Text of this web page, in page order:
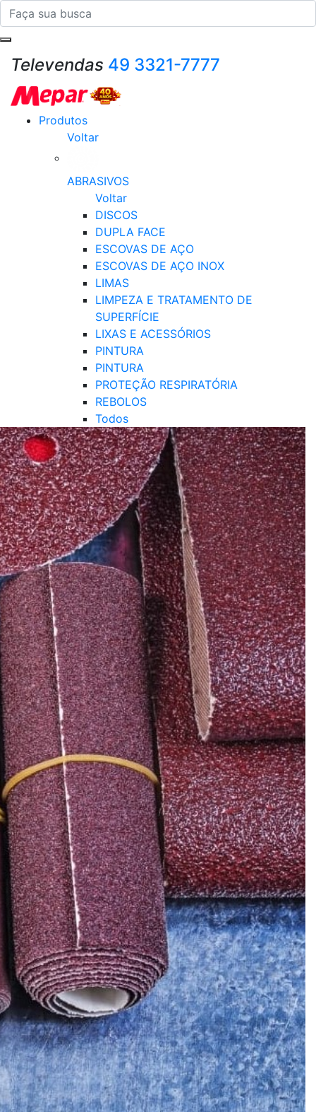
Televendas 49 3321-7777
Produtos
Voltar
ABRASIVOS
Voltar
DISCOS
DUPLA FACE
ESCOVAS DE AÇO
ESCOVAS DE AÇO INOX
LIMAS
LIMPEZA E TRATAMENTO DE
SUPERFÍCIE
LIXAS E ACESSÓRIOS
PINTURA
PINTURA
PROTEÇÃO RESPIRATÓRIA
REBOLOS
Todos